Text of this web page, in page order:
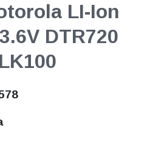
LI-Ion
DTR720